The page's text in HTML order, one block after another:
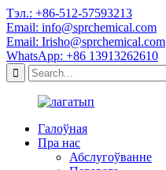
Тэл.: +86-512-57593213
Email: info@sprchemical.com
Email: Irisho@sprchemical.com
WhatsApp: +86 13913262610
Галоўная
Пра нас
Абслугоўванне